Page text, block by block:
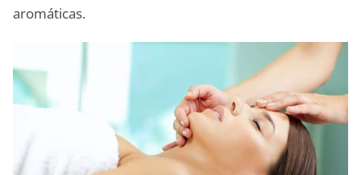
aromáticas.